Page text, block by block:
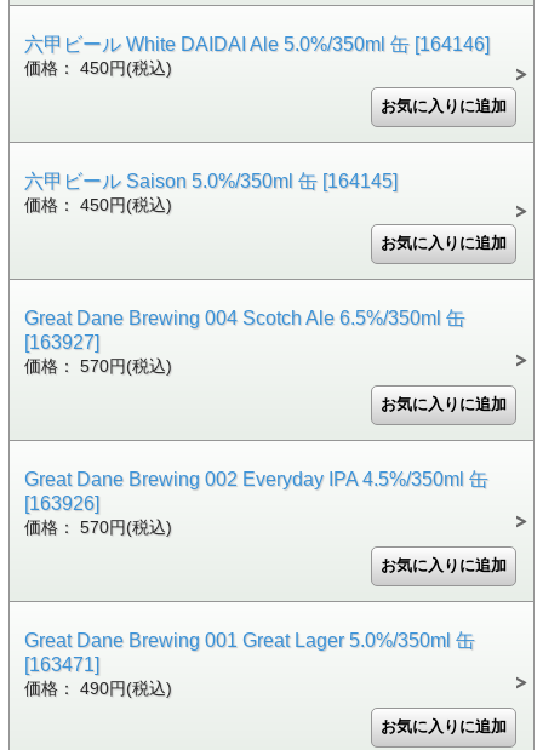
六甲ビール White DAIDAI Ale 5.0%/350ml 缶 [164146]
価格： 450円(税込)
六甲ビール Saison 5.0%/350ml 缶 [164145]
価格： 450円(税込)
Great Dane Brewing 004 Scotch Ale 6.5%/350ml 缶
[163927]
価格： 570円(税込)
Great Dane Brewing 002 Everyday IPA 4.5%/350ml 缶
[163926]
価格： 570円(税込)
Great Dane Brewing 001 Great Lager 5.0%/350ml 缶
[163471]
価格： 490円(税込)